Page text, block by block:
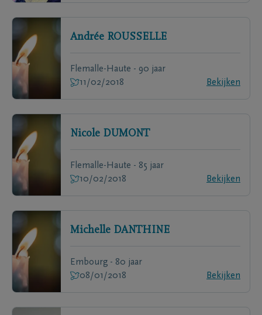
Andrée ROUSSELLE
Flemalle-Haute - 90 jaar
11/02/2018
Bekijken
Nicole DUMONT
Flemalle-Haute - 85 jaar
10/02/2018
Bekijken
Michelle DANTHINE
Embourg - 80 jaar
08/01/2018
Bekijken